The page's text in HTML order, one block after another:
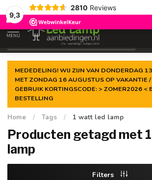
9,3
2810 Reviews
Gegarandeerde delaagste prijs
MENU
MEDEDELING! WIJ ZIJN VAN DONDERDAG
MET ZONDAG 16 AUGUSTUS OP VAKANTIE /
GEBRUIK KORTINGSCODE: > ZOMER2026 <
BESTELLING
Home / Tags / 1 watt led lamp
Producten getagd met
lamp
Filters